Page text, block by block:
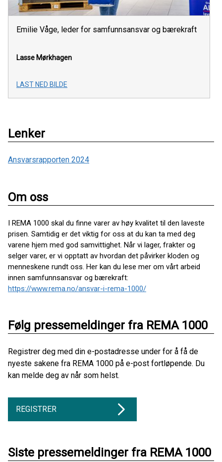
Emilie Våge, leder for samfunnsansvar og bærekraft
Lasse Mørkhagen
LAST NED BILDE
Lenker
Ansvarsrapporten 2024
Om oss
I REMA 1000 skal du finne varer av høy kvalitet til den laveste
prisen. Samtidig er det viktig for oss at du kan ta med deg
varene hjem med god samvittighet. Når vi lager, frakter og
selger varer, er vi opptatt av hvordan det påvirker kloden og
menneskene rundt oss. Her kan du lese mer om vårt arbeid
innen samfunnsansvar og bærekraft:
https://www.rema.no/ansvar-i-rema-1000/
Følg pressemeldinger fra REMA 1000
Registrer deg med din e-postadresse under for å få de
nyeste sakene fra REMA 1000 på e-post fortløpende. Du
kan melde deg av når som helst.
REGISTRER
Siste pressemeldinger fra REMA 1000